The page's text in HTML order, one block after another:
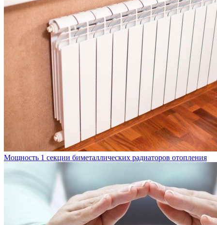
Мощность 1 секции биметаллических радиаторов отопления